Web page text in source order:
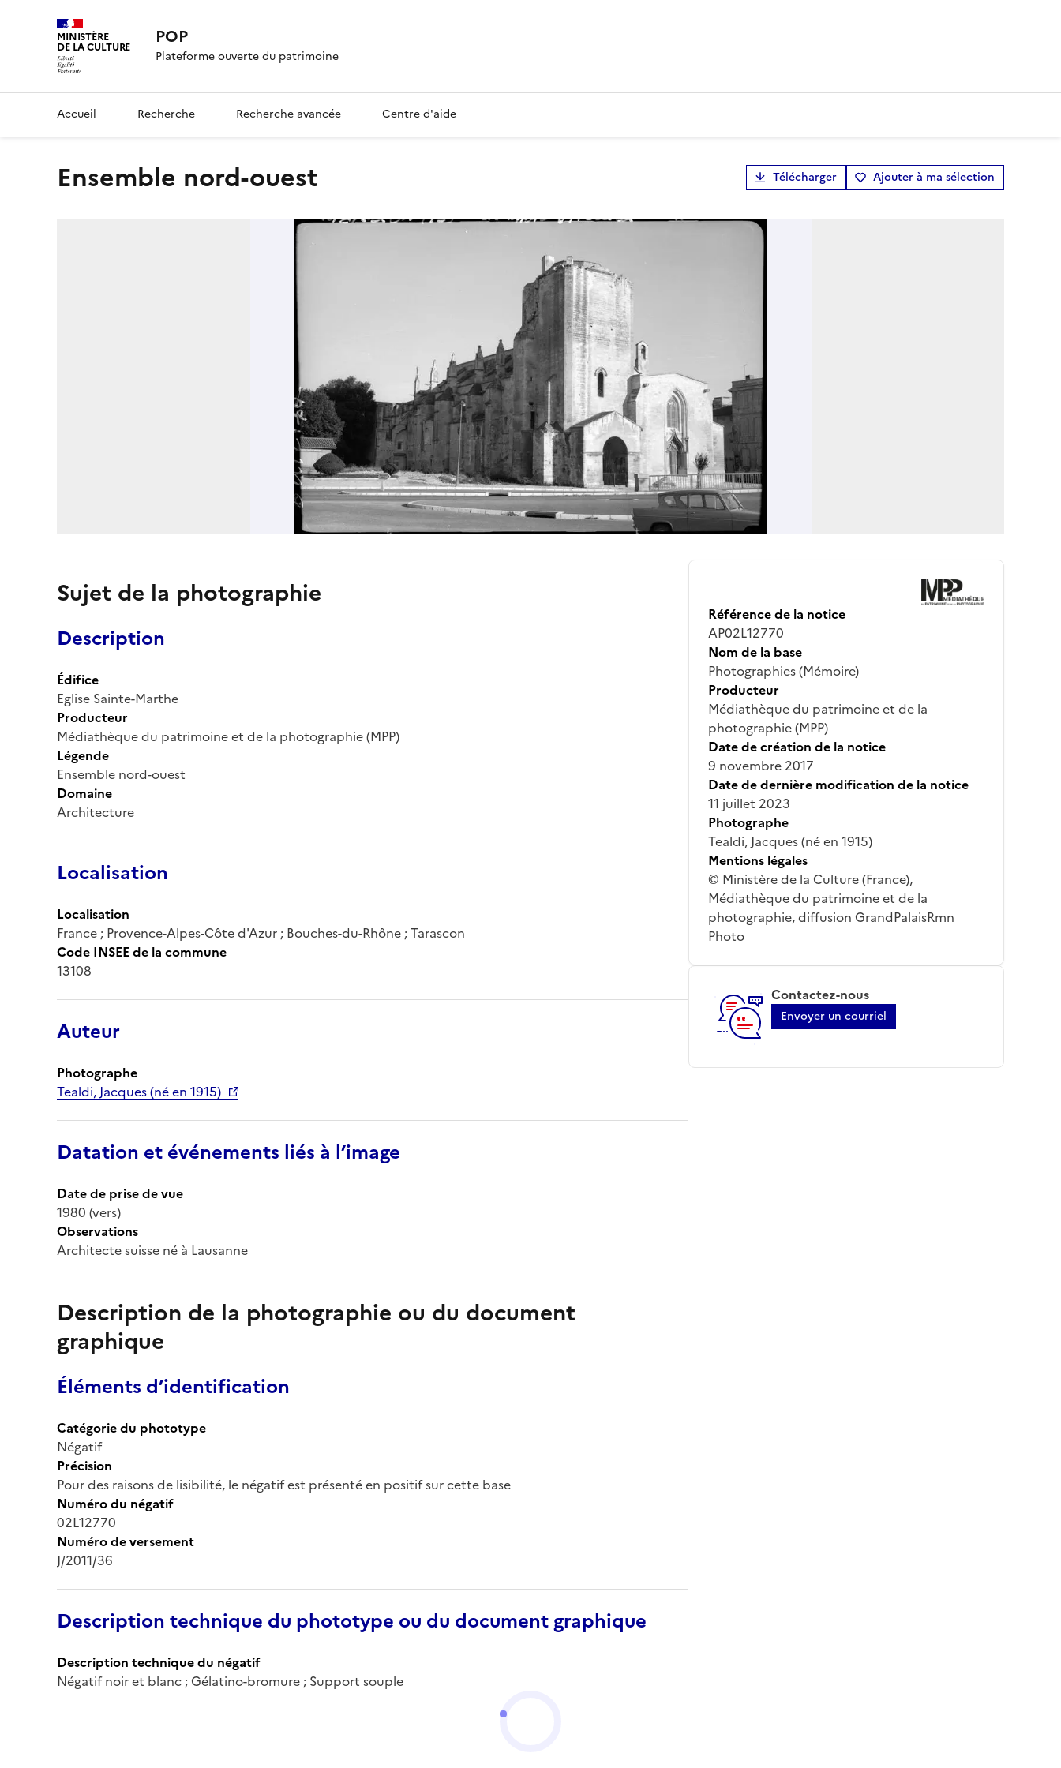
MINISTÈRE
DE LA CULTURE POP
Plateforme ouverte du patrimoine
Accueil Recherche Recherche avancée Centre d'aide
Ensemble nord-ouest Télécharger Ajouter à ma sélection
Sujet de la photographie
Description
Édifice
Eglise Sainte-Marthe
Producteur
Médiathèque du patrimoine et de la photographie (MPP)
Légende
Ensemble nord-ouest
Domaine
Architecture
Localisation
Localisation
France ; Provence-Alpes-Côte d'Azur ; Bouches-du-Rhône ; Tarascon
Code INSEE de la commune
13108
Auteur
Photographe
Tealdi, Jacques (né en 1915)
Datation et événements liés à l’image
Date de prise de vue
1980 (vers)
Observations
Architecte suisse né à Lausanne
Description de la photographie ou du document
graphique
Éléments d’identification
Catégorie du phototype
Négatif
Précision
Pour des raisons de lisibilité, le négatif est présenté en positif sur cette base
Numéro du négatif
02L12770
Numéro de versement
J/2011/36
Description technique du phototype ou du document graphique
Description technique du négatif
Négatif noir et blanc ; Gélatino-bromure ; Support souple
Référence de la notice
AP02L12770
Nom de la base
Photographies (Mémoire)
Producteur
Médiathèque du patrimoine et de la
photographie (MPP)
Date de création de la notice
9 novembre 2017
Date de dernière modification de la notice
11 juillet 2023
Photographe
Tealdi, Jacques (né en 1915)
Mentions légales
© Ministère de la Culture (France),
Médiathèque du patrimoine et de la
photographie, diffusion GrandPalaisRmn
Photo
Contactez-nous
Envoyer un courriel